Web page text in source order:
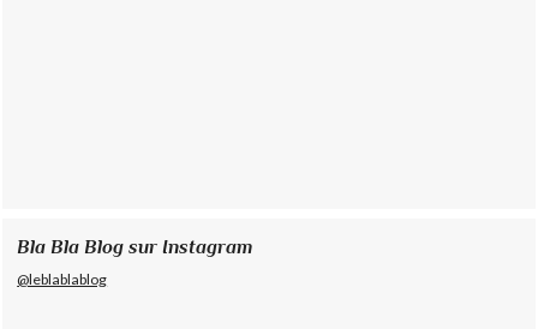
Bla Bla Blog sur Instagram
@leblablablog